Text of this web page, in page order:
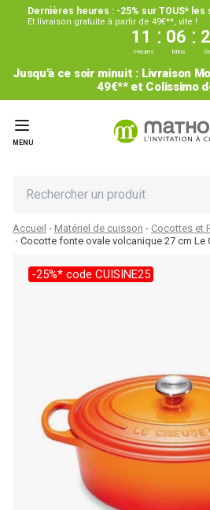
Dernières heures : -25% sur TOUS* les
Et livraison gratuite à partir de 49€**, vite !
11 : 06 :
Heures Mins
Jusqu'à ce soir minuit : Livraison
49€** et Colissimo
MENU
Accueil Matériel de cuisson Cocottes et
Cocotte fonte ovale volcanique 27 cm Le
-25%* code CUISINE25